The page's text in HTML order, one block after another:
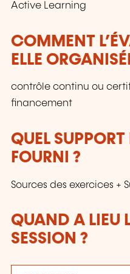
Active Learning
COMMENT
ELLE
contrôle continu ou
financement
QUEL
FOURNI ?
Sources des exercices +
QUAND A LIEU
SESSION ?